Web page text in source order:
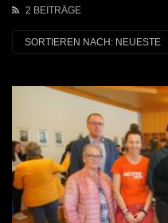
2 BEITRÄGE
SORTIEREN NACH: NEUESTE